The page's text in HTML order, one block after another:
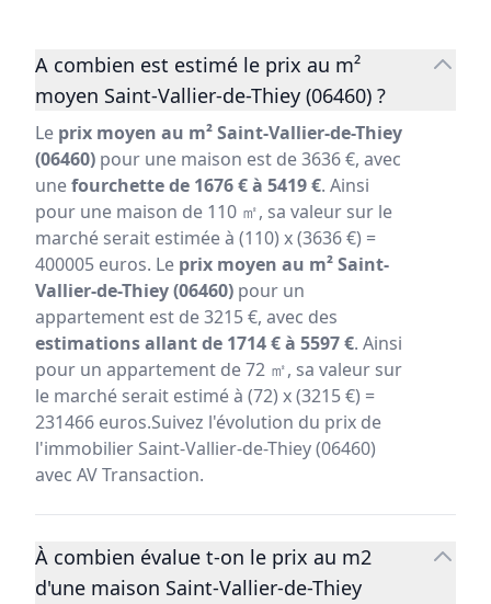
A combien est estimé le prix au m²
moyen Saint-Vallier-de-Thiey (06460) ?
Le prix moyen au m² Saint-Vallier-de-Thiey
(06460) pour une maison est de 3636 €, avec
unefourchette de 1676 € à 5419 €. Ainsi
pour une maison de 110 ㎡, sa valeur sur le
marché serait estimée à (110) x (3636 €) =
400005 euros. Le prix moyen au m² Saint-
Vallier-de-Thiey (06460) pour un
appartement est de 3215 €, avec des
estimations allant de 1714 € à 5597 €. Ainsi
pour un appartement de 72 ㎡, sa valeur sur
le marché serait estimé à (72) x (3215 €) =
231466 euros.Suivez l'évolution du prix de
l'immobilier Saint-Vallier-de-Thiey (06460)
avec AV Transaction.
À combien évalue t-on le prix au m2
d'une maison Saint-Vallier-de-Thiey